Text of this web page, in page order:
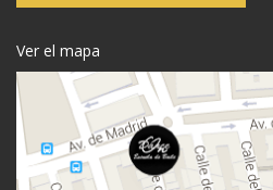
Ver el mapa